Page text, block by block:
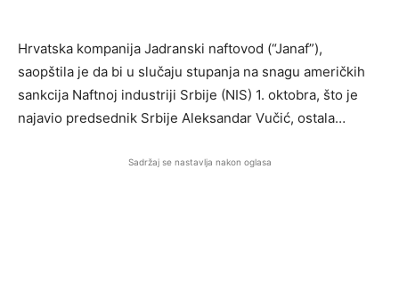
Hrvatska kompanija Jadranski naftovod (“Janaf”),
saopštila je da bi u slučaju stupanja na snagu američkih
sankcija Naftnoj industriji Srbije (NIS) 1. oktobra, što je
najavio predsednik Srbije Aleksandar Vučić, ostala…
Sadržaj se nastavlja nakon oglasa